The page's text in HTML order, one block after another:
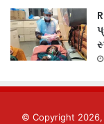
© Copyright 2026,